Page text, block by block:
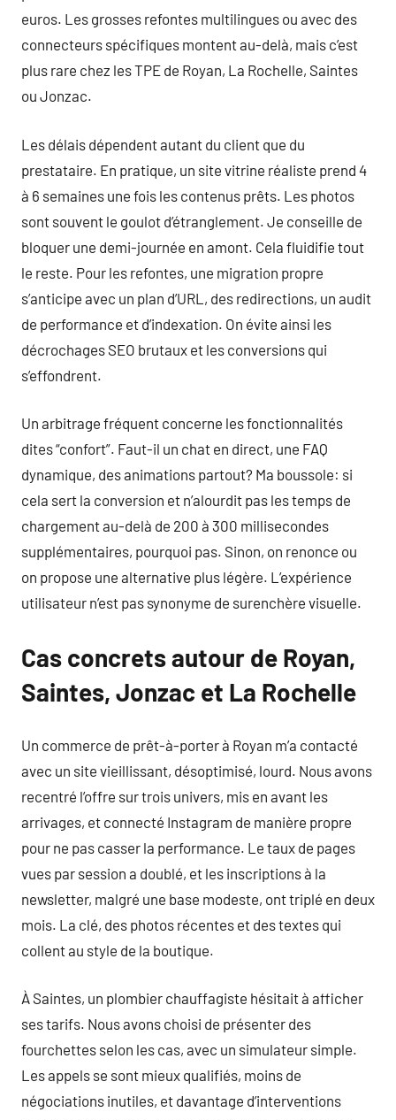
euros. Les grosses refontes multilingues ou avec des
connecteurs spécifiques montent au-delà, mais c’est
plus rare chez les TPE de Royan, La Rochelle, Saintes
ou Jonzac.
Les délais dépendent autant du client que du
prestataire. En pratique, un site vitrine réaliste prend 4
à 6 semaines une fois les contenus prêts. Les photos
sont souvent le goulot d’étranglement. Je conseille de
bloquer une demi-journée en amont. Cela fluidifie tout
le reste. Pour les refontes, une migration propre
s’anticipe avec un plan d’URL, des redirections, un audit
de performance et d’indexation. On évite ainsi les
décrochages SEO brutaux et les conversions qui
s’effondrent.
Un arbitrage fréquent concerne les fonctionnalités
dites “confort”. Faut-il un chat en direct, une FAQ
dynamique, des animations partout? Ma boussole: si
cela sert la conversion et n’alourdit pas les temps de
chargement au-delà de 200 à 300 millisecondes
supplémentaires, pourquoi pas. Sinon, on renonce ou
on propose une alternative plus légère. L’expérience
utilisateur n’est pas synonyme de surenchère visuelle.
Cas concrets autour de Royan,
Saintes, Jonzac et La Rochelle
Un commerce de prêt-à-porter à Royan m’a contacté
avec un site vieillissant, désoptimisé, lourd. Nous avons
recentré l’offre sur trois univers, mis en avant les
arrivages, et connecté Instagram de manière propre
pour ne pas casser la performance. Le taux de pages
vues par session a doublé, et les inscriptions à la
newsletter, malgré une base modeste, ont triplé en deux
mois. La clé, des photos récentes et des textes qui
collent au style de la boutique.
À Saintes, un plombier chauffagiste hésitait à afficher
ses tarifs. Nous avons choisi de présenter des
fourchettes selon les cas, avec un simulateur simple.
Les appels se sont mieux qualifiés, moins de
négociations inutiles, et davantage d’interventions